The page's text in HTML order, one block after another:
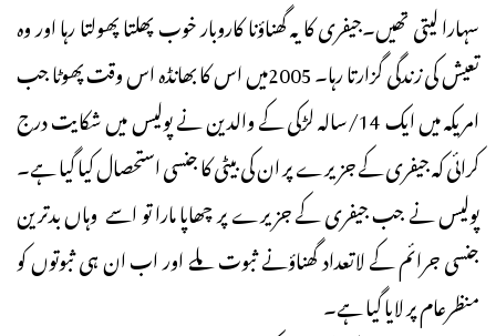
سہارا لیتی تھیں۔جیفری کا یہ گھناؤنا کاروبار خوب پھلتا پھولتا رہا اور وہ
تعیش کی زندگی گزارتا رہا۔ 2005میں اس کا بھانڈہ اس وقت پھوٹا جب
امریکہ میں ایک 14/سالہ لڑکی کے والدین نے پولیس میں شکایت درج
کرائی کہ جیفری کے جزیرے پر ان کی بیٹی کا جنسی استحصال کیا گیا ہے۔
پولیس نے جب جیفری کے جزیرے پر چھاپا مارا تو اسے وہاں بدترین
جنسی جرائم کے لاتعداد گھناؤنے ثبوت ملے اور اب ان ہی ثبوتوں کو
منظرعام پر لایا گیا ہے۔